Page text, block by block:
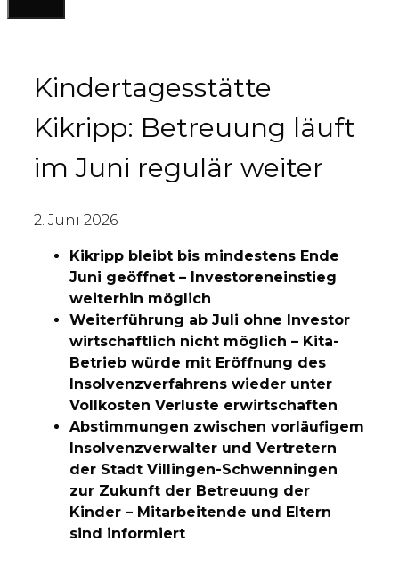
Kindertagesstätte
Kikripp: Betreuung läuft
im Juni regulär weiter
2. Juni 2026
Kikripp bleibt bis mindestens Ende
Juni geöffnet – Investoreneinstieg
weiterhin möglich
Weiterführung ab Juli ohne Investor
wirtschaftlich nicht möglich – Kita-
Betrieb würde mit Eröffnung des
Insolvenzverfahrens wieder unter
Vollkosten Verluste erwirtschaften
Abstimmungen zwischen vorläufigem
Insolvenzverwalter und Vertretern
der Stadt Villingen-Schwenningen
zur Zukunft der Betreuung der
Kinder – Mitarbeitende und Eltern
sind informiert